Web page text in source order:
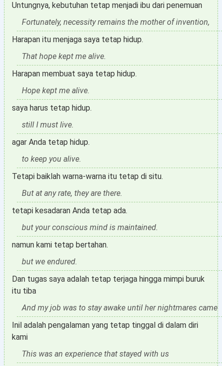
Untungnya, kebutuhan tetap menjadi ibu dari penemuan
Fortunately, necessity remains the mother of invention,
Harapan itu menjaga saya tetap hidup.
That hope kept me alive.
Harapan membuat saya tetap hidup.
Hope kept me alive.
saya harus tetap hidup.
still I must live.
agar Anda tetap hidup.
to keep you alive.
Tetapi baiklah warna-warna itu tetap di situ.
But at any rate, they are there.
tetapi kesadaran Anda tetap ada.
but your conscious mind is maintained.
namun kami tetap bertahan.
but we endured.
Dan tugas saya adalah tetap terjaga hingga mimpi buruk
itu tiba
And my job was to stay awake until her nightmares came
Inil adalah pengalaman yang tetap tinggal di dalam diri
kami
This was an experience that stayed with us